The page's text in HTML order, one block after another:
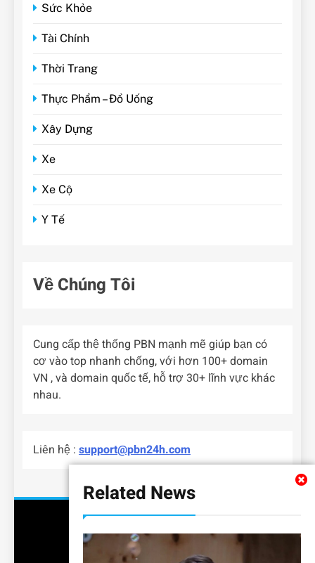
Related News
Sức Khỏe
Tài Chính
Thời Trang
Thực Phẩm – Đồ Uống
Xây Dựng
Xe
Xe Cộ
Y Tế
Về Chúng Tôi
Cung cấp thệ thống PBN mạnh mẽ giúp bạn có
cơ vào top nhanh chống, với hơn 100+ domain
VN , và domain quốc tế, hỗ trợ 30+ lĩnh vực khác
nhau.
Liên hệ : support@pbn24h.com